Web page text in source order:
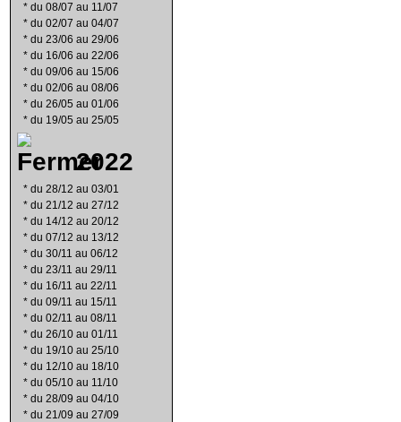
* du 08/07 au 11/07
* du 02/07 au 04/07
* du 23/06 au 29/06
* du 16/06 au 22/06
* du 09/06 au 15/06
* du 02/06 au 08/06
* du 26/05 au 01/06
* du 19/05 au 25/05
2022
* du 28/12 au 03/01
* du 21/12 au 27/12
* du 14/12 au 20/12
* du 07/12 au 13/12
* du 30/11 au 06/12
* du 23/11 au 29/11
* du 16/11 au 22/11
* du 09/11 au 15/11
* du 02/11 au 08/11
* du 26/10 au 01/11
* du 19/10 au 25/10
* du 12/10 au 18/10
* du 05/10 au 11/10
* du 28/09 au 04/10
* du 21/09 au 27/09